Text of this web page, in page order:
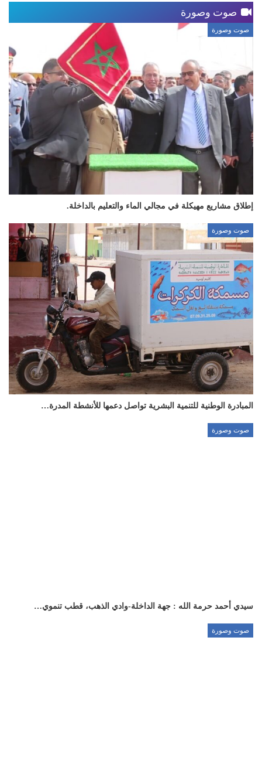
صوت وصورة
صوت وصورة
إطلاق مشاريع مهيكلة في مجالي الماء والتعليم بالداخلة.
صوت وصورة
المبادرة الوطنية للتنمية البشرية تواصل دعمها للأنشطة المدرة…
صوت وصورة
سيدي أحمد حرمة الله : جهة الداخلة-وادي الذهب، قطب تنموي…
صوت وصورة